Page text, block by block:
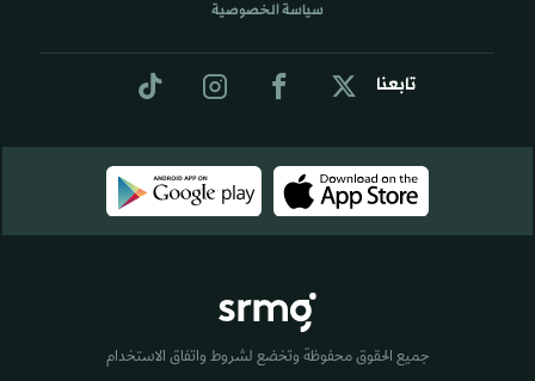
تابعنا
سياسة الخصوصية
جميع الحقوق محفوظة وتخضع لشروط واتفاق الاستخدام